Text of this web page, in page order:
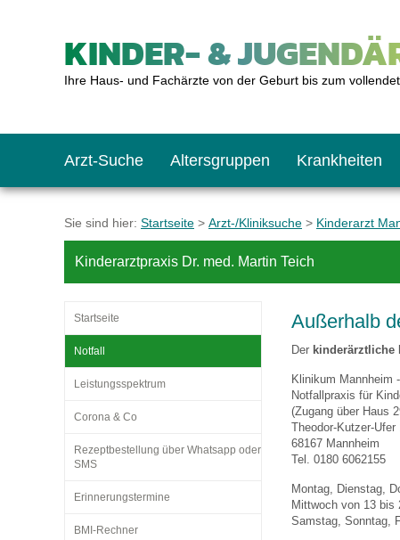
KINDER- &
Ihre Haus- und Fachärzte von der Geburt bis zum
Arzt-Suche Altersgruppen
Das erste Jahr
Jugendliche
Krankheiten
Baby: U1 bis U6
Teenager: J1 bis J2
Impfkalender
Was muss man
Impfreaktionen
Impfsicherheit
Häufige Fragen
Notrufnummern
Sofortmaßnahmen
Notdienste
Notdienste
Link-Tipps
BMI-Rechner
Wachstum-
Empfehlungen
Hörlexikon
Sie sind hier: Startseite > Arzt-/Kliniksuche > Kinderarzt
Kinderarztpraxis Dr. med. Martin Teich
Startseite
Notfall
Leistungsspektrum
Corona & Co
Rezeptbestellung über Whatsapp oder
SMS
Erinnerungstermine
BMI-Rechner
Außerhalb
Der kinderärztliche
Klinikum Mannheim
Notfallpraxis für
(Zugang über Haus
Theodor-Kutzer-Ufer
68167 Mannheim
Tel. 0180 6062155
Montag, Dienstag,
Mittwoch von 13 bis
Samstag, Sonntag,